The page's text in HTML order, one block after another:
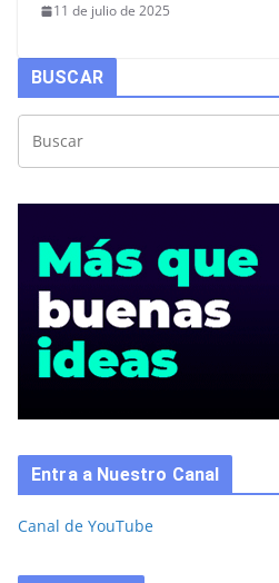
11 de julio de 2025
BUSCAR
Entra a Nuestro Canal
Canal de YouTube